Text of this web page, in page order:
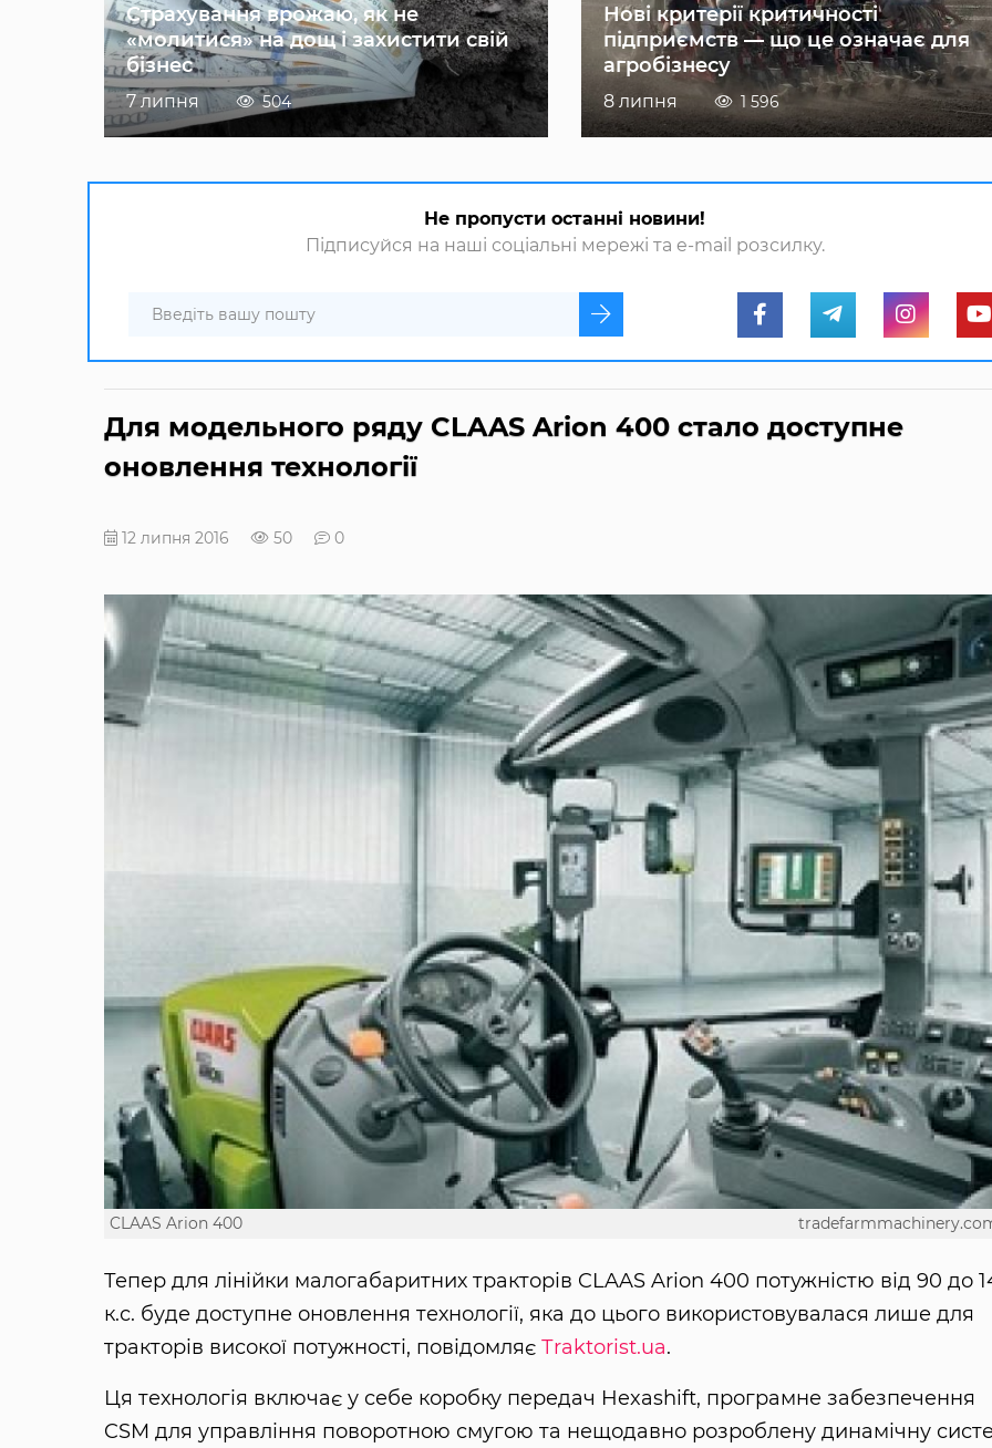
Страхування врожаю, як не
«молитися» на дощ і захистити свій
бізнес
7 липня 504
Нові критерії критичності
підприємств — що це означає для
агробізнесу
8 липня 1 596
Не пропусти останні новини!
Підписуйся на наші соціальні мережі та e-mail розсилку.
Для модельного ряду CLAAS Arion 400 стало доступне
оновлення технології
12 липня 2016 50 0
CLAAS Arion 400
Тепер для лінійки малогабаритних тракторів CLAAS Arion 400 потужністю від 90 до
к.с. буде доступне оновлення технології, яка до цього використовувалася лише для
тракторів високої потужності, повідомляє Тraktorist.ua.
Ця технологія включає у себе коробку передач Hexashift, програмне забезпечення
CSM для управління поворотною смугою та нещодавно розроблену динамічну